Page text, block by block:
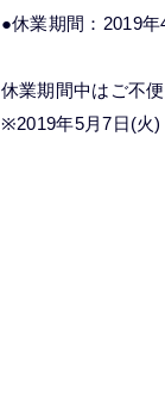
●休業期間：2019
休業期間中はご不
※2019年5月7日(火)